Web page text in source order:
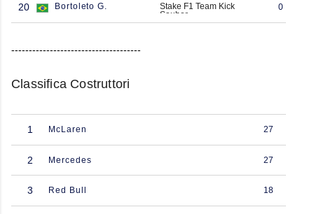
20 Bortoleto G.
Stake F1 Team Kick
Sauber
0
-------------------------------------
Classifica Costruttori
1 McLaren 27
2 Mercedes 27
3 Red Bull 18